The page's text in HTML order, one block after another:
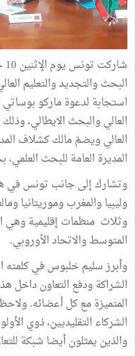
العالي والبحث الایطالي،
العالي ويضمّ مالك كشلاف
المديرة العامة للبحث
وتشارك إلى جانب تونس في
وليبيا والمغرب وموريتانيا
وثلاث منظمات إقليمية وهي
المتوسط والاتحاد الأوروبي.
وأبرز سليم خلبوس في كلمته
الشراكة ودفع التعاون داخل
المتميزة مع كل أعضائه.
الشركاء التقلیدیین، ذوي
والذین یمثلون أیضا شبكة